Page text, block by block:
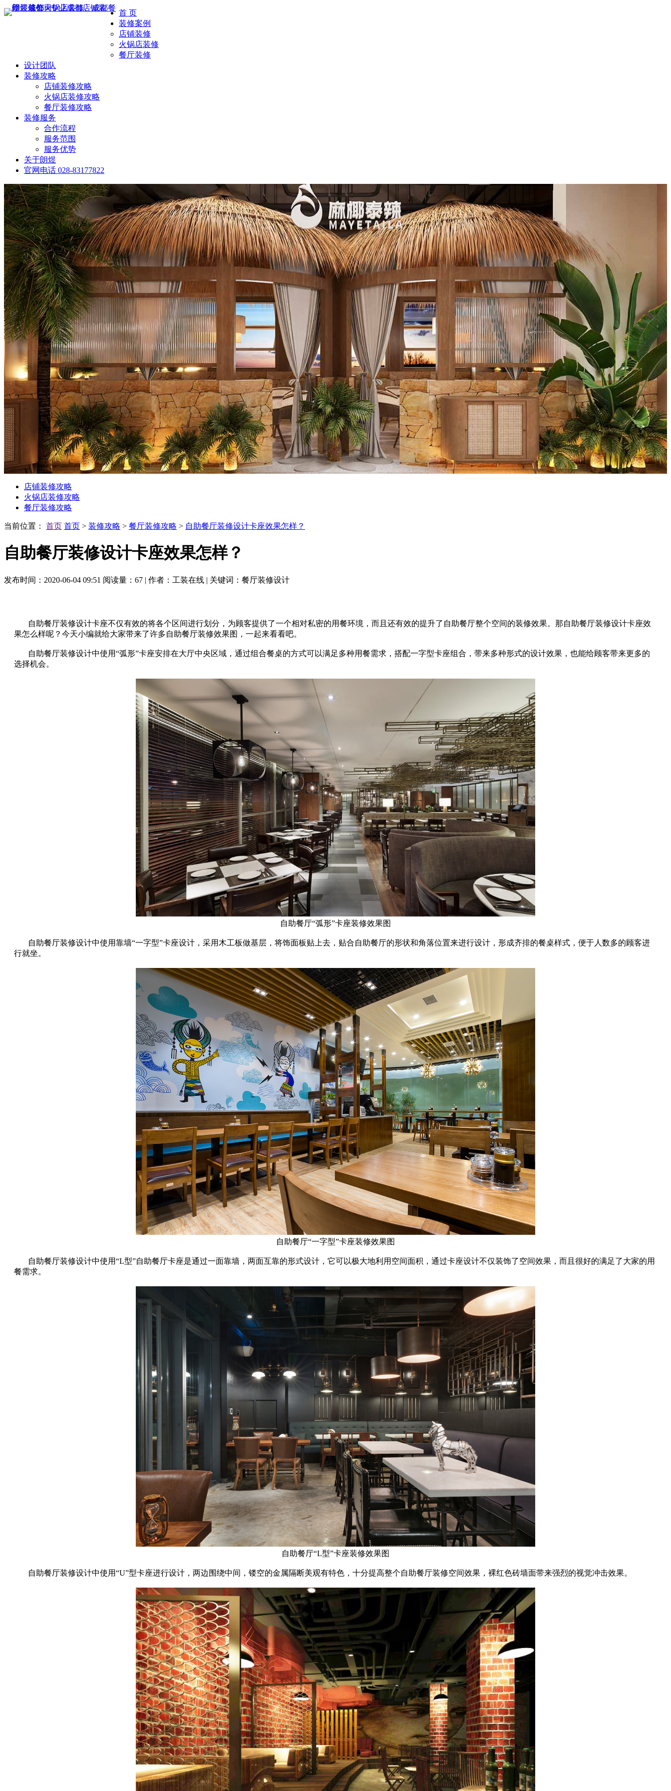
首 页
装修案例
店铺装修
火锅店装修
餐厅装修
设计团队
装修攻略
店铺装修攻略
火锅店装修攻略
餐厅装修攻略
装修服务
合作流程
服务范围
服务优势
关于朗煜
官网电话 028-83177822
店铺装修攻略
火锅店装修攻略
餐厅装修攻略
当前位置： 首页 首页 > 装修攻略 > 餐厅装修攻略 > 自助餐厅装修设计卡座效果怎样？
自助餐厅装修设计卡座效果怎样？
发布时间：2020-06-04 09:51 阅读量：67 | 作者：工装在线 | 关键词：餐厅装修设计
自助餐厅装修设计卡座不仅有效的将各个区间进行划分，为顾客提供了一个相对私密的用餐环境，而且还有效的提升了自助餐厅整个空间的装修效果。那自助餐厅装修设计卡座效
果怎么样呢？今天小编就给大家带来了许多自助餐厅装修效果图，一起来看看吧。
自助餐厅装修设计中使用“弧形”卡座安排在大厅中央区域，通过组合餐桌的方式可以满足多种用餐需求，搭配一字型卡座组合，带来多种形式的设计效果，也能给顾客带来更多的
选择机会。
自助餐厅“弧形”卡座装修效果图
自助餐厅装修设计中使用靠墙“一字型”卡座设计，采用木工板做基层，将饰面板贴上去，贴合自助餐厅的形状和角落位置来进行设计，形成齐排的餐桌样式，便于人数多的顾客进
行就坐。
自助餐厅“一字型”卡座装修效果图
自助餐厅装修设计中使用“L型”自助餐厅卡座是通过一面靠墙，两面互靠的形式设计，它可以极大地利用空间面积，通过卡座设计不仅装饰了空间效果，而且很好的满足了大家的用
餐需求。
自助餐厅“L型”卡座装修效果图
自助餐厅装修设计中使用“U”型卡座进行设计，两边围绕中间，镂空的金属隔断美观有特色，十分提高整个自助餐厅装修空间效果，裸红色砖墙面带来强烈的视觉冲击效果。